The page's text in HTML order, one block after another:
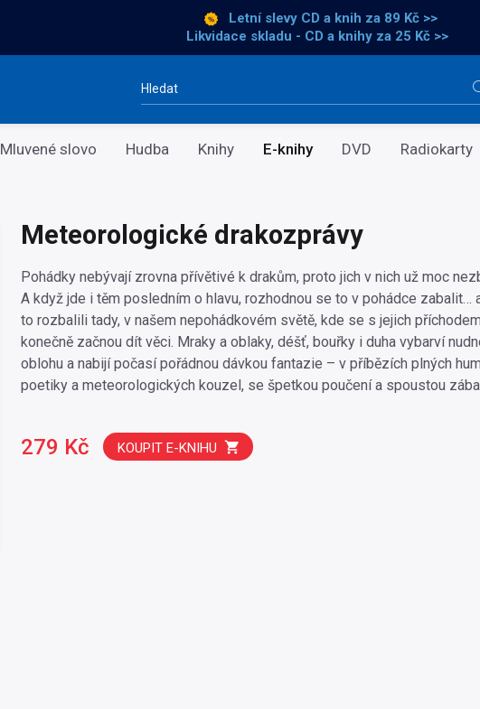
Letní slevy CD a knih za 89 Kč >>
Likvidace skladu - CD a knihy za 25 Kč >>
Vyhledávání
Mluvené slovo Hudba Knihy E-knihy DVD Radiokarty
Meteorologické drakozprávy
Pohádky nebývají zrovna přívětivé k drakům, proto jich v nich už moc
A když jde i těm posledním o hlavu, rozhodnou se to v pohádce zabalit…
to rozbalili tady, v našem nepohádkovém světě, kde se s jejich příchodem
konečně začnou dít věci. Mraky a oblaky, déšť, bouřky i duha vybarví
oblohu a nabijí počasí pořádnou dávkou fantazie – v příbězích plných
poetiky a meteorologických kouzel, se špetkou poučení a spoustou
279 Kč KOUPIT E-KNIHU